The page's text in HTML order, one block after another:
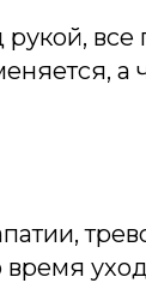
а
время